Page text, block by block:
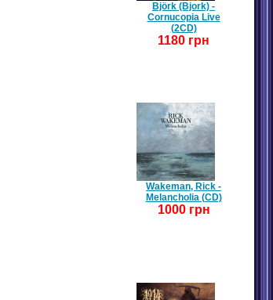
Björk (Bjork) -
Cornucopia Live
(2CD)
1180 грн
Wakeman, Rick -
Melancholia (CD)
1000 грн